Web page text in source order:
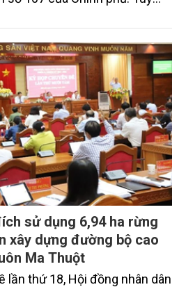
sử dụng 6,94 ha rừng
xây dựng đường bộ cao
Ma Thuột
lần thứ 18, Hội đồng nhân dân